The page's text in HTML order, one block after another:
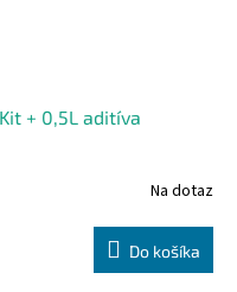
+ 0,5L aditíva
Na dotaz
Do košíka